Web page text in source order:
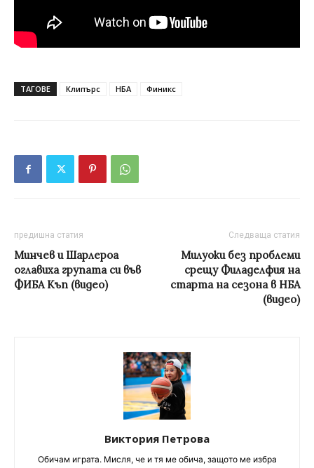
ТАГОВЕ Клипърс НБА Финикс
предишна статия
Минчев и Шарлероа
оглавиха групата си във
ФИБА Къп (видео)
Следваща статия
Милуоки без проблеми
срещу Филаделфия на
старта на сезона в НБА
(видео)
Виктория Петрова
Обичам играта. Мисля, че и тя ме обича, защото ме избра